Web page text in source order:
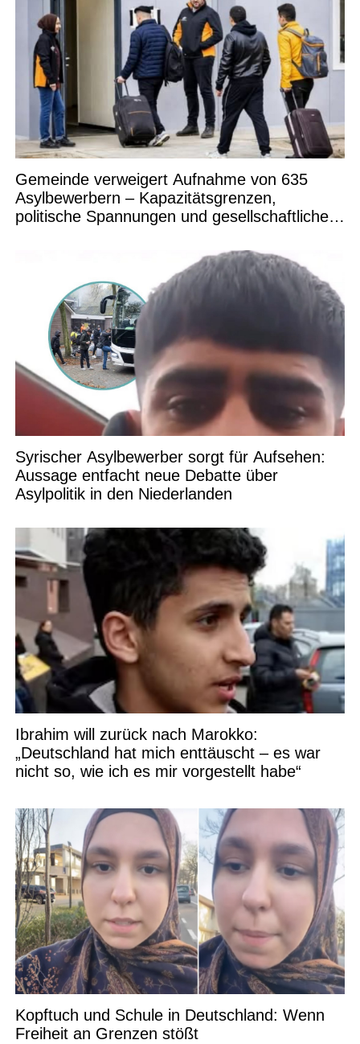
Gemeinde verweigert Aufnahme von 635
Asylbewerbern – Kapazitätsgrenzen,
politische Spannungen und gesellschaftliche
Syrischer Asylbewerber sorgt für Aufsehen:
Aussage entfacht neue Debatte über
Asylpolitik in den Niederlanden
Ibrahim will zurück nach Marokko:
„Deutschland hat mich enttäuscht – es war
nicht so, wie ich es mir vorgestellt habe“
Kopftuch und Schule in Deutschland: Wenn
Freiheit an Grenzen stößt